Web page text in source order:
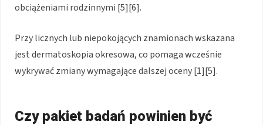
obciążeniami rodzinnymi [5][6].
Przy licznych lub niepokojących znamionach wskazana
jest dermatoskopia okresowa, co pomaga wcześnie
wykrywać zmiany wymagające dalszej oceny [1][5].
Czy pakiet badań powinien być